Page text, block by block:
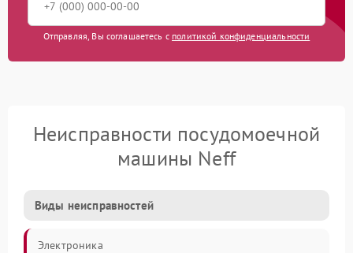
Отправляя, Вы соглашаетесь с политикой конфиденциальности
Неисправности посудомоечной
машины Neff
Виды неисправностей
Электроника